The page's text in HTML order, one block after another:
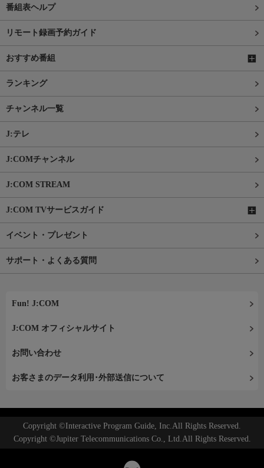
番組表ヘルプ
リモート録画予約ガイド
おすすめ番組
ランキング
チャンネル一覧
J:テレ
J:COMチャンネル
J:COM STREAM
J:COM TVサービスガイド
イベント・プレゼント
サポート・よくある質問
Fun! J:COM
J:COM オフィシャルサイト
お問い合わせ
お客さまのデータ利用･外部送信について
Copyright ©Interactive Program Guide, Inc.All Rights Reserved.
Copyright ©Jupiter Telecommunications Co., Ltd.All Rights Reserved.